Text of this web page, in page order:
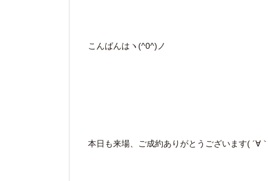
こんばんはヽ(^0^)ノ
本日も来場、ご成約ありがとうございます( ´∀